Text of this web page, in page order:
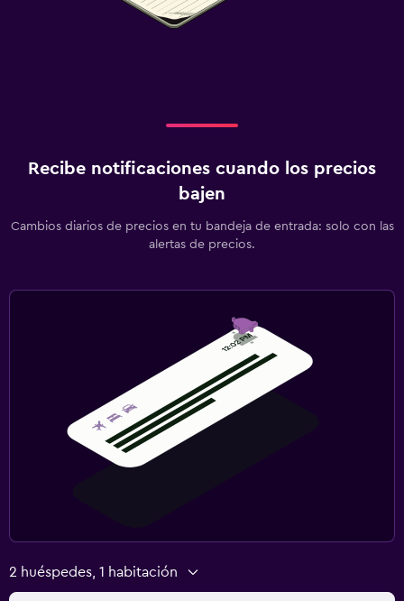
Recibe notificaciones cuando los precios
bajen
Cambios diarios de precios en tu bandeja de entrada: solo con las
alertas de precios.
2 huéspedes, 1 habitación